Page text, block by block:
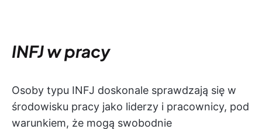
INFJ w pracy
Osoby typu INFJ doskonale sprawdzają się w
środowisku pracy jako liderzy i pracownicy, pod
warunkiem, że mogą swobodnie